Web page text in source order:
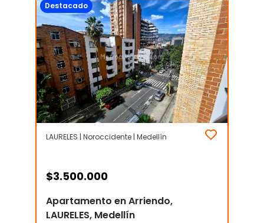
Destacado
LAURELES | Noroccidente | Medellín
$3.500.000
Apartamento en Arriendo,
LAURELES, Medellín